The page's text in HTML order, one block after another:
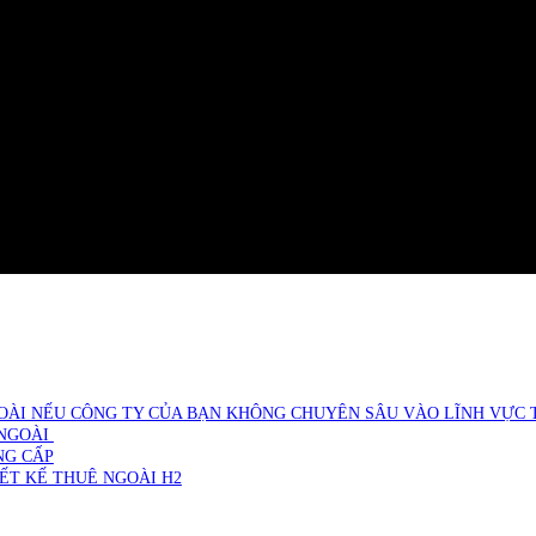
NẾU CÔNG TY CỦA BẠN KHÔNG CHUYÊN SÂU VÀO LĨNH VỰC
CẤP
KẾ THUÊ NGOÀI H2